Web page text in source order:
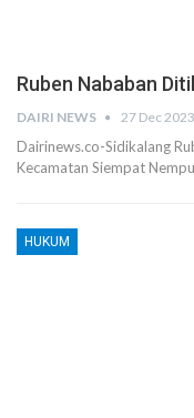
Ruben Nababan
DAIRI NEWS 27 Dec 2023
Dairinews.co-Sidikalang
Kecamatan Siempat
HUKUM